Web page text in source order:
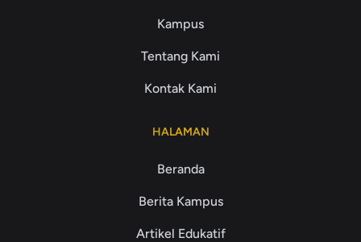
Kampus
Tentang Kami
Kontak Kami
HALAMAN
Beranda
Berita Kampus
Artikel Edukatif